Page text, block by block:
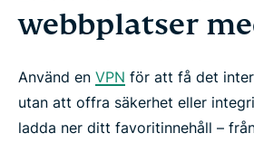
Spel och musik
Instruktioner
Vanliga frågor om streaming
webbplatser
Använd en VPN för att få det
utan att offra säkerhet eller
ladda ner ditt favoritinnehåll –